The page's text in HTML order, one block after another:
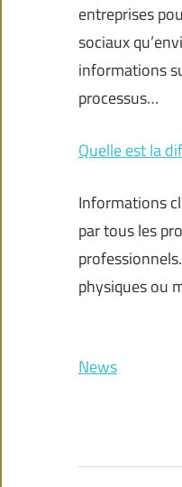
entreprises
sociaux
informations
processus…
Quelle est la
Informations
par tous les
physiques ou
News